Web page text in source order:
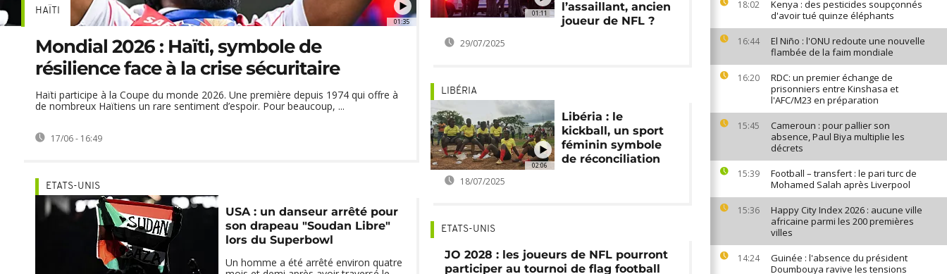
18:02
Kenya : des pesticides soupçonnés
d'avoir tué quinze éléphants
16:44
El Niño : l'ONU redoute une nouvelle
flambée de la faim mondiale
16:20
RDC: un premier échange de
prisonniers entre Kinshasa et
l'AFC/M23 en préparation
15:45
Cameroun : pour pallier son
absence, Paul Biya multiplie les
décrets
15:39
Football – transfert : le pari turc de
Mohamed Salah après Liverpool
15:36
Happy City Index 2026 : aucune ville
africaine parmi les 200 premières
villes
14:24
Guinée : l'absence du président
Doumbouya ravive les tensions
01:35
HAÏTI
Mondial 2026 : Haïti, symbole de
résilience face à la crise sécuritaire
Haïti participe à la Coupe du monde 2026. Une première depuis 1974 qui offre à
de nombreux Haïtiens un rare sentiment d’espoir. Pour beaucoup, ...
17/06 - 16:49
ETATS-UNIS
USA : un danseur arrêté pour
son drapeau "Soudan Libre"
lors du Superbowl
Un homme a été arrêté environ quatre
01:11
l’assaillant, ancien
joueur de NFL ?
29/07/2025
02:06
LIBÉRIA
Libéria : le
kickball, un sport
féminin symbole
de réconciliation
18/07/2025
ETATS-UNIS
JO 2028 : les joueurs de NFL pourront
participer au tournoi de flag football